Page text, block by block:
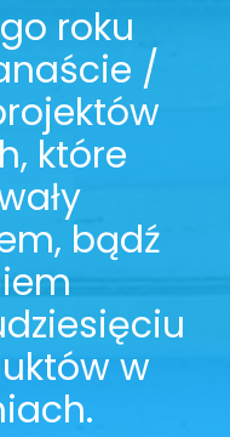
roku
/
które
bądź
w